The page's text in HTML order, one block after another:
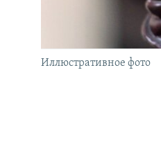
Иллюстративное фото